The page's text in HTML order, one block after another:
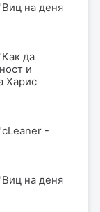
на деня
да
и
Харис
-
на деня